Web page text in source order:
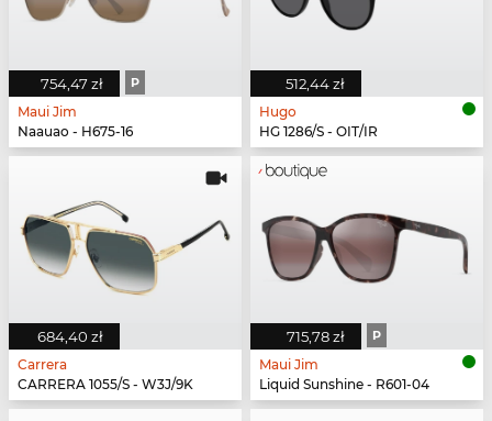
754,47 zł P
Maui Jim
Naauao - H675-16
512,44 zł
Hugo
HG 1286/S - OIT/IR
684,40 zł
Carrera
CARRERA 1055/S - W3J/9K
715,78 zł P
Maui Jim
Liquid Sunshine - R601-04